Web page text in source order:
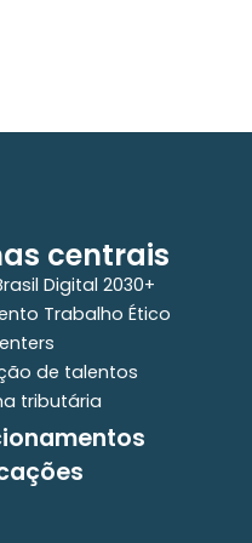
centrais
Digital 2030+
Trabalho Ético
de talentos
tributária